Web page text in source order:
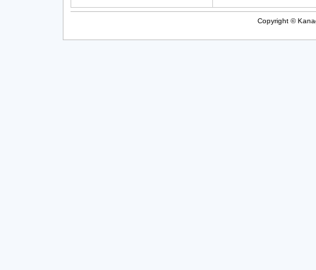
Copyright ©